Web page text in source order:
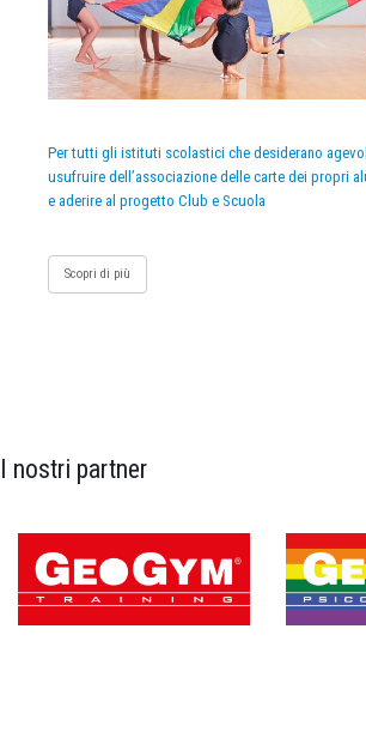
Per tutti gli istituti scolastici che desiderano
usufruire dell’associazione delle carte dei propri
e aderire al progetto Club e Scuola
Scopri di più
I nostri partner